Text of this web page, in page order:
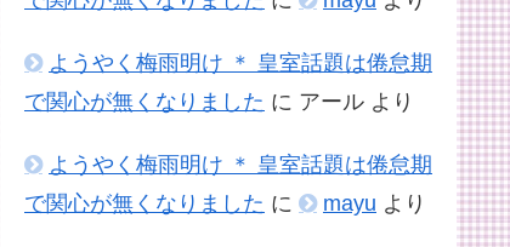
ようやく梅雨明け ＊ 皇室話題は倦怠期
で関心が無くなりました に アール より
ようやく梅雨明け ＊ 皇室話題は倦怠期
で関心が無くなりました に mayu より